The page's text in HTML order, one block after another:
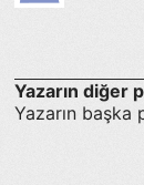
Yazarın diğer
Yazarın başka